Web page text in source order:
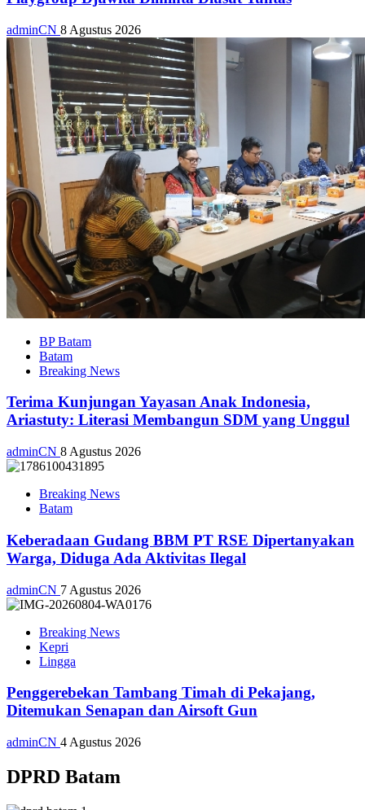
adminCN 8 Agustus 2026
BP Batam
Batam
Breaking News
Terima Kunjungan Yayasan Anak Indonesia,
Ariastuty: Literasi Membangun SDM yang Unggul
adminCN 8 Agustus 2026
Breaking News
Batam
Keberadaan Gudang BBM PT RSE Dipertanyakan
Warga, Diduga Ada Aktivitas Ilegal
adminCN 7 Agustus 2026
Breaking News
Kepri
Lingga
Penggerebekan Tambang Timah di Pekajang,
Ditemukan Senapan dan Airsoft Gun
adminCN 4 Agustus 2026
DPRD Batam